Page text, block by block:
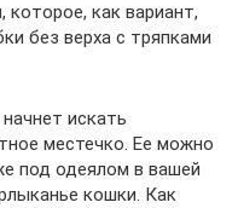
как вариант,
без верха с тряпками
искать
местечко. Ее можно
под одеялом в вашей
кошки. Как